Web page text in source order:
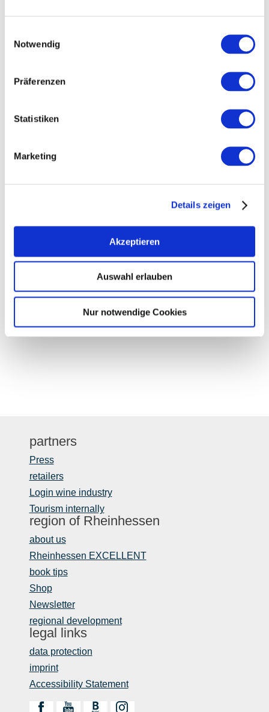
Notwendig
Präferenzen
Statistiken
Marketing
Details zeigen
Akzeptieren
Auswahl erlauben
Nur notwendige Cookies
• Individual herbal walks (also barrier-free)
• Wine tasting in a typical Rheinhessen cross vault
• Herbal and cultural hikes (eg on the Siefersheim
• Participation in project weeks
partners
Press
retailers
Login wine industry
Tourism internally
region of Rheinhessen
about us
Rheinhessen EXCELLENT
book tips
Shop
Newsletter
regional development
legal links
data protection
imprint
Accessibility Statement